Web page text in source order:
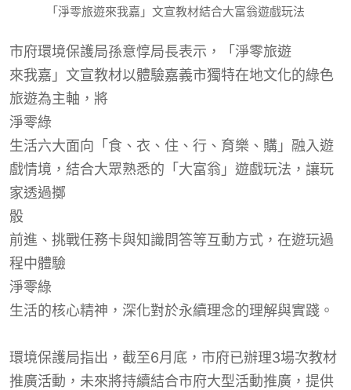
「淨零旅遊來我嘉」文宣教材結合大富翁遊戲玩法
市府環境保護局孫意惇局長表示，「淨零旅遊
來我嘉」文宣教材以體驗嘉義市獨特在地文化的綠色
旅遊為主軸，將
淨零綠
生活六大面向「食、衣、住、行、育樂、購」融入遊
戲情境，結合大眾熟悉的「大富翁」遊戲玩法，讓玩
家透過擲
骰
前進、挑戰任務卡與知識問答等互動方式，在遊玩過
程中體驗
淨零綠
生活的核心精神，深化對於永續理念的理解與實踐。
環境保護局指出，截至6月底，市府已辦理3場次教材
推廣活動，未來將持續結合市府大型活動推廣，提供